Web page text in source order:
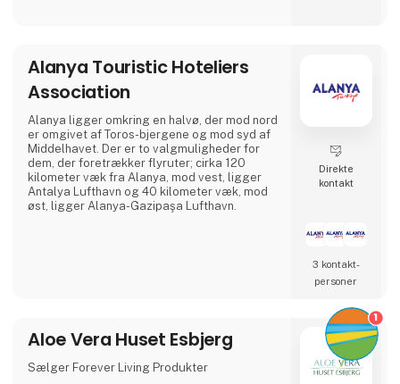
Alanya Touristic Hoteliers
Association
Alanya ligger omkring en halvø, der mod nord
er omgivet af Toros-bjergene og mod syd af
Middelhavet. Der er to valgmuligheder for
dem, der foretrækker flyruter; cirka 120
kilometer væk fra Alanya, mod vest, ligger
Antalya Lufthavn og 40 kilometer væk, mod
øst, ligger Alanya-Gazipaşa Lufthavn.
Direkte
kontakt
3 kontakt­
personer
Aloe Vera Huset Esbjerg
Sælger Forever Living Produkter
1